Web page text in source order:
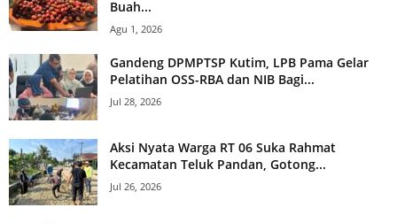
Buah...
Agu 1, 2026
Gandeng DPMPTSP Kutim, LPB Pama Gelar
Pelatihan OSS-RBA dan NIB Bagi...
Jul 28, 2026
Aksi Nyata Warga RT 06 Suka Rahmat
Kecamatan Teluk Pandan, Gotong...
Jul 26, 2026